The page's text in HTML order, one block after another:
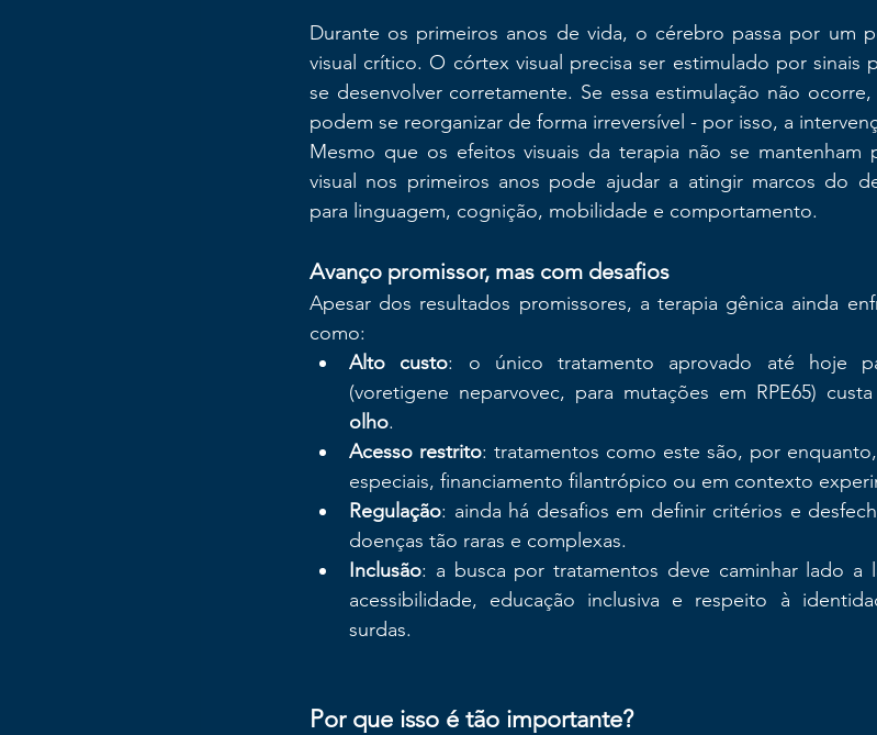
Durante os primeiros anos de vida, o cérebro passa por um
visual crítico. O córtex visual precisa ser estimulado por sinais
se desenvolver corretamente. Se essa estimulação não
podem se reorganizar de forma irreversível - por isso, a
Mesmo que os efeitos visuais da terapia não se
visual nos primeiros anos pode ajudar a atingir marcos do
para linguagem, cognição, mobilidade e comportamento.
Avanço promissor, mas com desafios
Apesar dos resultados promissores, a terapia gênica ainda
como:
Alto custo: o único tratamento aprovado até hoje
(voretigene neparvovec, para mutações em RPE65)
olho.
Acesso restrito: tratamentos como este são, por
especiais, financiamento filantrópico ou em contexto
Regulação: ainda há desafios em definir critérios e
doenças tão raras e complexas.
Inclusão: a busca por tratamentos deve caminhar lado a
acessibilidade, educação inclusiva e respeito à
surdas.
Por que isso é tão importante?